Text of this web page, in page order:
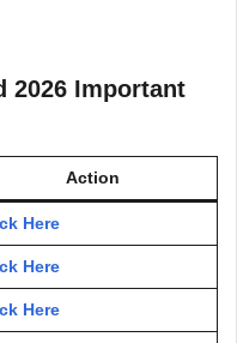
2026 Important
Action
Here
Here
Here